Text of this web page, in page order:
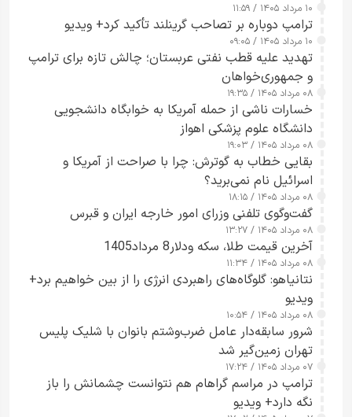
شدند
۱۰ مرداد ۱۴۰۵ / ۱۱:۵۹
ترامپ دوباره بر تصاحب گرینلند تأکید کرد+ ویدیو
۱۰ مرداد ۱۴۰۵ / ۰۹:۰۵
تهدید علیه قطب نفتی عربستان؛ چالش تازه برای ترامپ
و جمهوری‌خواهان
۰۸ مرداد ۱۴۰۵ / ۱۹:۳۵
خسارات ناشی از حمله آمریکا به خوابگاه دانشجویی
دانشگاه علوم پزشکی اهواز
۰۸ مرداد ۱۴۰۵ / ۱۹:۰۳
بقایی خطاب به گوترش: چرا با صراحت از آمریکا و
اسرائیل نام نمی‌برید؟
۰۸ مرداد ۱۴۰۵ / ۱۸:۱۵
گفت‌وگوی تلفنی وزرای امور خارجه ایران و قبرس
۰۸ مرداد ۱۴۰۵ / ۱۳:۲۷
آخرین قیمت طلا، سکه ودلار8 مرداد1405
۰۸ مرداد ۱۴۰۵ / ۱۱:۳۴
نتانیاهو: گلوگاه‌های راهبردی انرژی را از بین خواهیم برد+
ویدیو
۰۸ مرداد ۱۴۰۵ / ۱۰:۵۴
شرور سابقه‌دار عامل ضرب‌وشتم بانوان با شلیک پلیس
تهران زمین‌گیر شد
۰۷ مرداد ۱۴۰۵ / ۱۷:۲۴
ترامپ در مراسم گراهام هم نتوانست چشمانش را باز
نگه دارد+ ویدیو